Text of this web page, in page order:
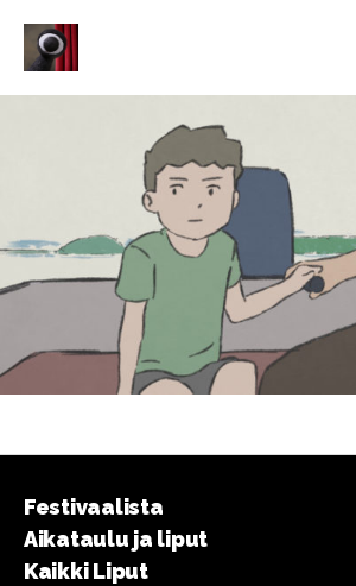
Festivaalista
Aikataulu ja liput
Kaikki Liput